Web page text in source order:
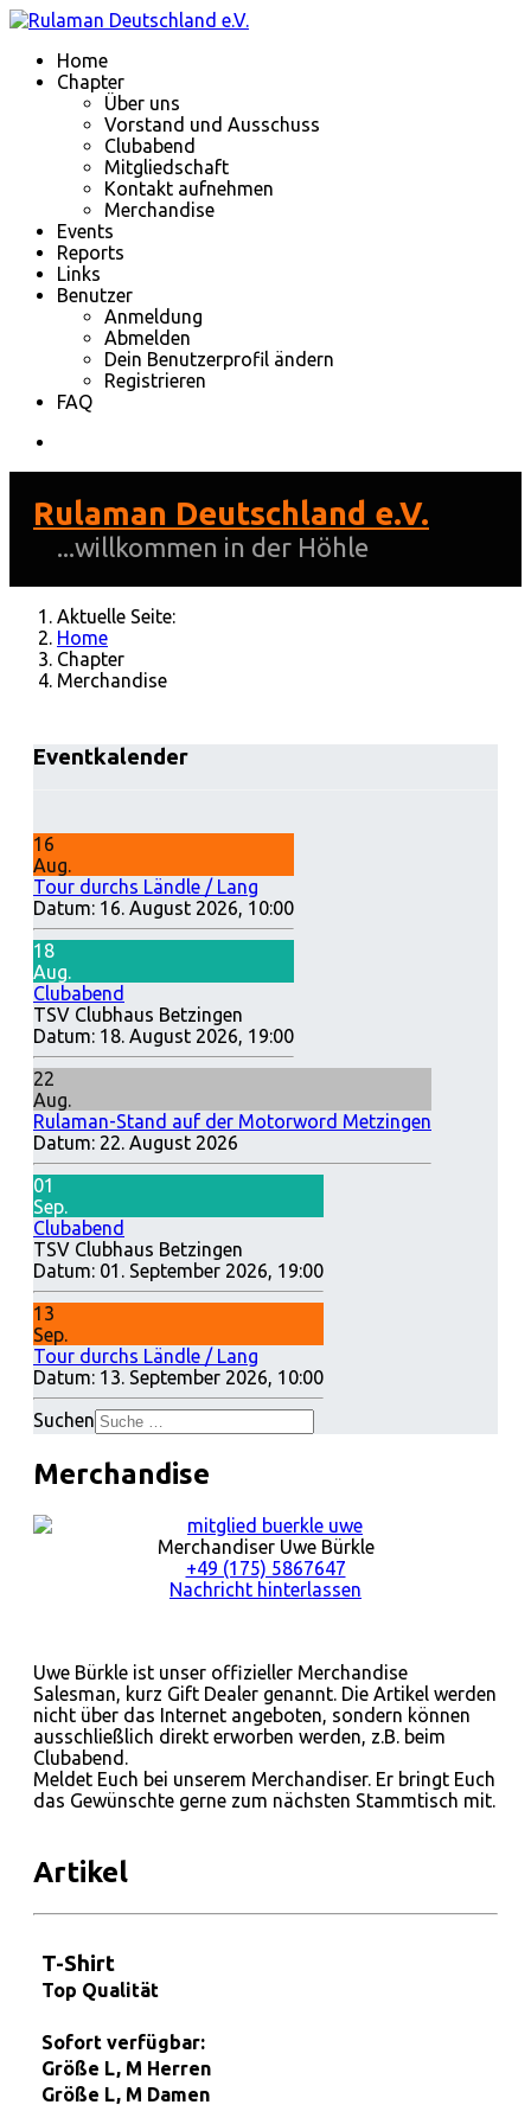
Home
Chapter
Über uns
Vorstand und Ausschuss
Clubabend
Mitgliedschaft
Kontakt aufnehmen
Merchandise
Events
Reports
Links
Benutzer
Anmeldung
Abmelden
Dein Benutzerprofil ändern
Registrieren
FAQ
Rulaman Deutschland e.V.
...willkommen in der Höhle
Aktuelle Seite:
Home
Chapter
Merchandise
Eventkalender
16
Aug.
Tour durchs Ländle / Lang
Datum: 16. August 2026, 10:00
18
Aug.
Clubabend
TSV Clubhaus Betzingen
Datum: 18. August 2026, 19:00
22
Aug.
Rulaman-Stand auf der Motorword Metzingen
Datum: 22. August 2026
01
Sep.
Clubabend
TSV Clubhaus Betzingen
Datum: 01. September 2026, 19:00
13
Sep.
Tour durchs Ländle / Lang
Datum: 13. September 2026, 10:00
Suchen
Merchandise
Merchandiser Uwe Bürkle
+49 (175) 5867647
Nachricht hinterlassen
Uwe Bürkle ist unser offizieller Merchandise
Salesman, kurz Gift Dealer genannt. Die Artikel werden
nicht über das Internet angeboten, sondern können
ausschließlich direkt erworben werden, z.B. beim
Clubabend.
Meldet Euch bei unserem Merchandiser. Er bringt Euch
das Gewünschte gerne zum nächsten Stammtisch mit.
Artikel
T-Shirt
Top Qualität
Sofort verfügbar:
Größe L, M Herren
Größe L, M Damen